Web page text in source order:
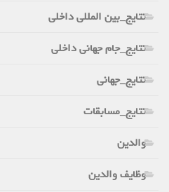
نتایج_بین المللی داخلی
نتایج_جام جهانی داخلی
نتایج_جهانی
نتایج_مسابقات
والدین
وظایف والدین